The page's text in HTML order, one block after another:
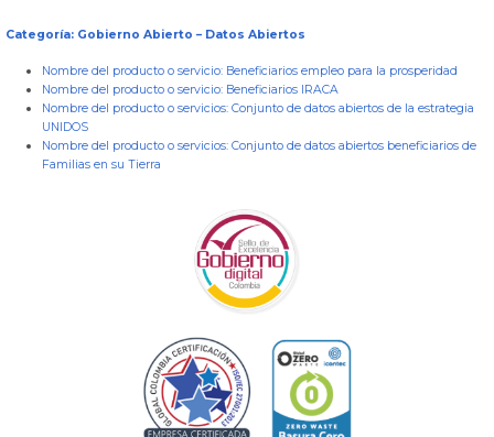
Categoría: Gobierno Abierto – Datos Abiertos
Nombre del producto o servicio: Beneficiarios empleo para la prosperidad
Nombre del producto o servicio: Beneficiarios IRACA
Nombre del producto o servicios: Conjunto de datos abiertos de la estrategia
UNIDOS
Nombre del producto o servicios: Conjunto de datos abiertos beneficiarios de
Familias en su Tierra